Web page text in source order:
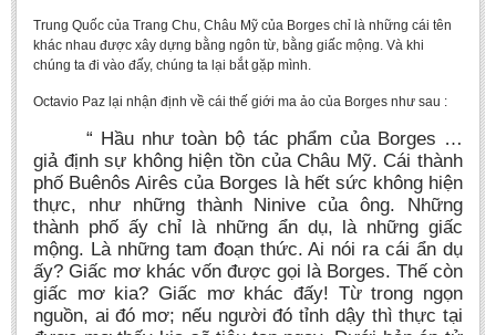
Trung Quốc của Trang Chu, Châu Mỹ của Borges chỉ là những cái tên
khác nhau được xây dựng bằng ngôn từ, bằng giấc mộng. Và khi
chúng ta đi vào đấy, chúng ta lại bắt gặp mình.
Octavio Paz lại nhận định về cái thế giới ma ảo của Borges như sau :
“ Hầu như toàn bộ tác phẩm của Borges …
giả định sự không hiện tồn của Châu Mỹ. Cái thành
phố Buênôs Airês của Borges là hết sức không hiện
thực, như những thành Ninive của ông. Những
thành phố ấy chỉ là những ẩn dụ, là những giấc
mộng. Là những tam đoạn thức. Ai nói ra cái ẩn dụ
ấy? Giấc mơ khác vốn được gọi là Borges. Thế còn
giấc mơ kia? Giấc mơ khác đấy! Từ trong ngọn
nguồn, ai đó mơ; nếu người đó tỉnh dậy thì thực tại